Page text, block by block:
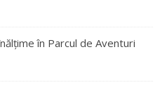
în Parcul de Aventuri